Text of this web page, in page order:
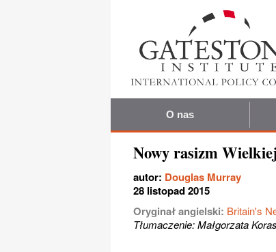
O nas
Nowy rasizm
autor: Douglas Murray
28 listopad 2015
Oryginał angielski: Britain's
Tłumaczenie: Małgorzata